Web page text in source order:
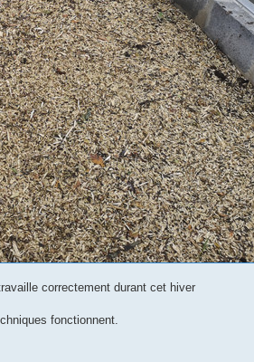
correctement durant cet hiver
fonctionnent.